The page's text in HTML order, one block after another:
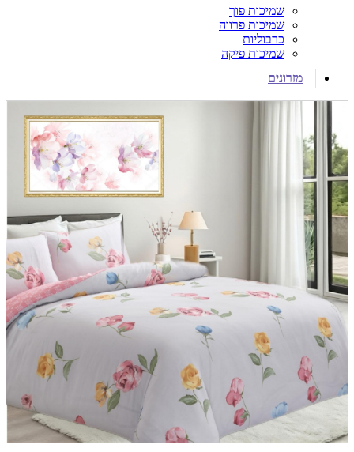
שמיכות פוך
שמיכות פרווה
כרבוליות
שמיכות פיקה
מזרונים